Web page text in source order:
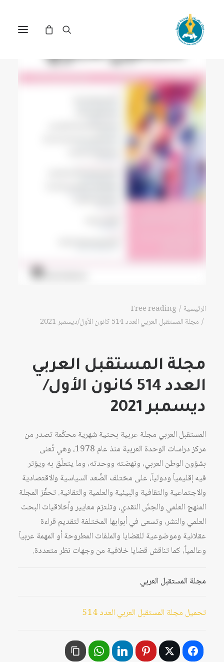
الرئيسية
Free reading
مجلة المستقبل العربي العدد 514 كانون الأول/ديسمبر 2021
مجلة المستقبل العربي
العدد 514 كانون الأول/
ديسمبر 2021
المستقبل العربي مجلة عربية بحثية شهرية محكّمة تصدر من
مركز دراسات الوحدة العربية منذ عام 1978، وهي تُعنى
بشؤون الوطن العربي، ونهضته ووحدته، وما يتعلّق به ويؤثر
فيه إقليمياً ودولياً، على مختلف الصُّعد السياسية والاقتصادية
والاجتماعية والثقافية والبيئية والعلمية والتقانية. تحفِّز المجلة
المنهج العلمي والحِسَّ النقدي، وتلتزم معايير وأخلاقيات البحث
العلمي والنشر، وتسعى في أبوابها المختلفة لتقديم قراءة
عقلانية وموضوعية للقضايا والملفات المطروحة أو المهمة عربياً
وعالمياً، كما تناقش قضايا خلافية من وجهات نظر متعددة.
مجلة المستقبل العربي
تحميل مجلة المستقبل العربي العدد 514